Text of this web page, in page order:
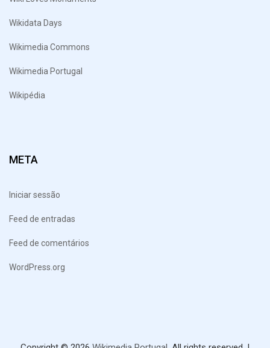
Wikidata Days
Wikimedia Commons
Wikimedia Portugal
Wikipédia
META
Iniciar sessão
Feed de entradas
Feed de comentários
WordPress.org